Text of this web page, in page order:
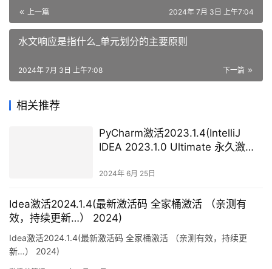
上一篇 2024年 7月 3日 上午7:04
水文响应是指什么_单元划分的主要原则
下一篇
2024年 7月 3日 上午7:08
相关推荐
PyCharm激活2023.1.4(IntelliJ
IDEA 2023.1.0 Ultimate 永久激活
2024年 6月 25日
Idea激活2024.1.4(最新激活码 全家桶激活 （亲测有
效，持续更新…） 2024)
Idea激活2024.1.4(最新激活码 全家桶激活 （亲测有效，持续更
新…） 2024)